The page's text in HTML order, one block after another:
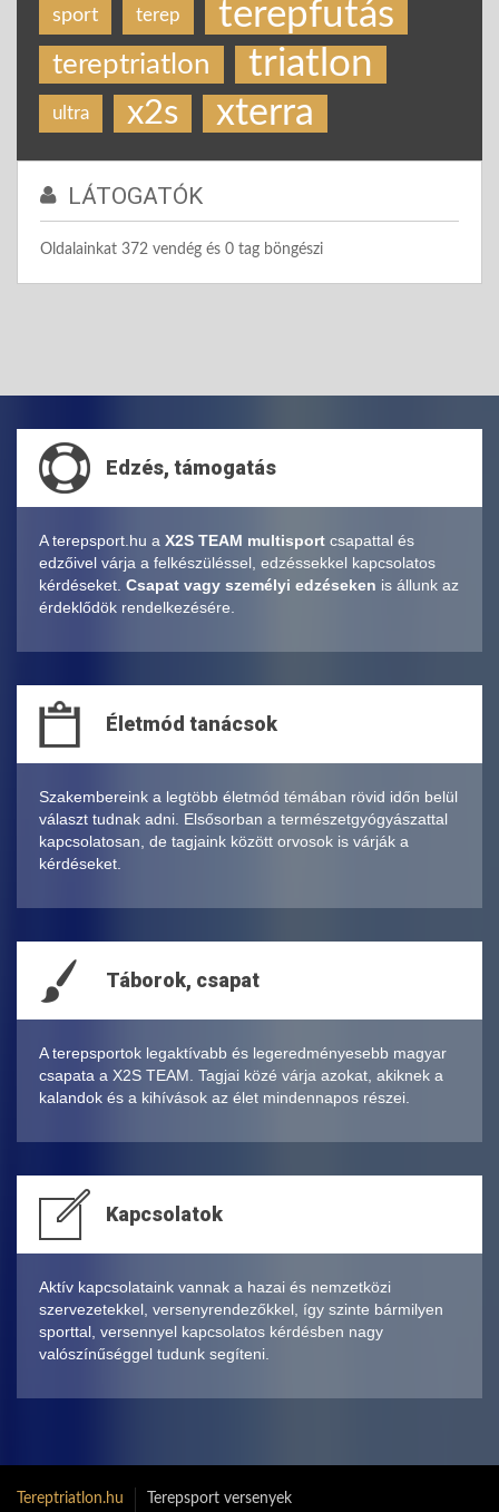
sport terep terepfutás
tereptriatlon triatlon
ultra x2s xterra
LÁTOGATÓK
Oldalainkat 372 vendég és 0 tag böngészi
Edzés, támogatás
A terepsport.hu a X2S TEAM multisport csapattal és
edzőivel várja a felkészüléssel, edzéssekkel kapcsolatos
kérdéseket. Csapat vagy személyi edzéseken is állunk az
érdeklődök rendelkezésére.
Életmód tanácsok
Szakembereink a legtöbb életmód témában rövid időn belül
választ tudnak adni. Elsősorban a természetgyógyászattal
kapcsolatosan, de tagjaink között orvosok is várják a
kérdéseket.
Táborok, csapat
A terepsportok legaktívabb és legeredményesebb magyar
csapata a X2S TEAM. Tagjai közé várja azokat, akiknek a
kalandok és a kihívások az élet mindennapos részei.
Kapcsolatok
Aktív kapcsolataink vannak a hazai és nemzetközi
szervezetekkel, versenyrendezőkkel, így szinte bármilyen
sporttal, versennyel kapcsolatos kérdésben nagy
valószínűséggel tudunk segíteni.
Tereptriatlon.hu Terepsport versenyek